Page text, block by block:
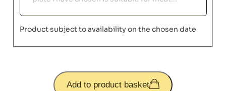
Product subject to availability on the chosen date
Add to product basket